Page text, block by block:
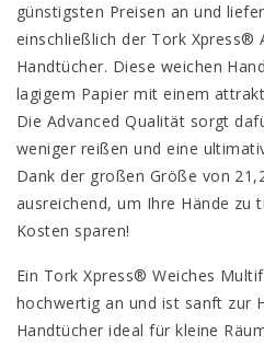
günstigsten Preisen an und
einschließlich der Tork Xpress®
Handtücher. Diese weichen
lagigem Papier mit einem
Die Advanced Qualität sorgt
weniger reißen und eine
Dank der großen Größe von
ausreichend, um Ihre Hände zu
Kosten sparen!
Ein Tork Xpress® Weiches
hochwertig an und ist sanft zur
Handtücher ideal für kleine